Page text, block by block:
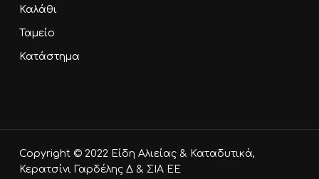
Υποσύνολο: 0,00€
Καλάθι
Καλάθι
Ταμείο
Κατάστημα
Copyright © 2022 Είδη Αλιείας & Καταδυτικά,
Κερατσίνι Γαρδέλης Δ & ΣΙΑ ΕΕ